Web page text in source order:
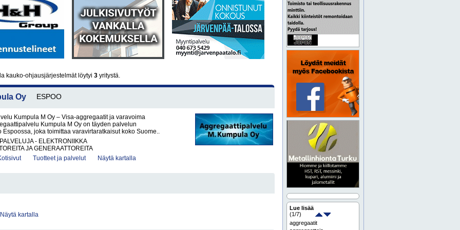
kauko-ohjausjärjestelmät löytyi 3 yritystä.
Oy ESPOO
Kumpula M Oy – Visa-aggregaatit ja varavoima
Kumpula M Oy on täyden palvelun
Espoossa, joka toimittaa varavirtaratkaisut koko Suome..
- ELEKTRONIIKKA
JA GENERAATTOREITA
Tuotteet ja palvelut Näytä kartalla
Näytä kartalla
Lue lisää
(1/7)
aggregaatit